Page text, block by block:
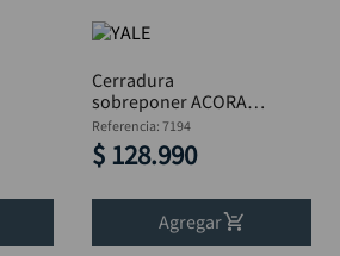
Cerradura
sobreponer ACORAZ
107S D doble pasador
YALE
Referencia: 7194
$ 128.990
Agregar